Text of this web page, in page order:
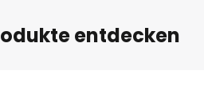
entdecken